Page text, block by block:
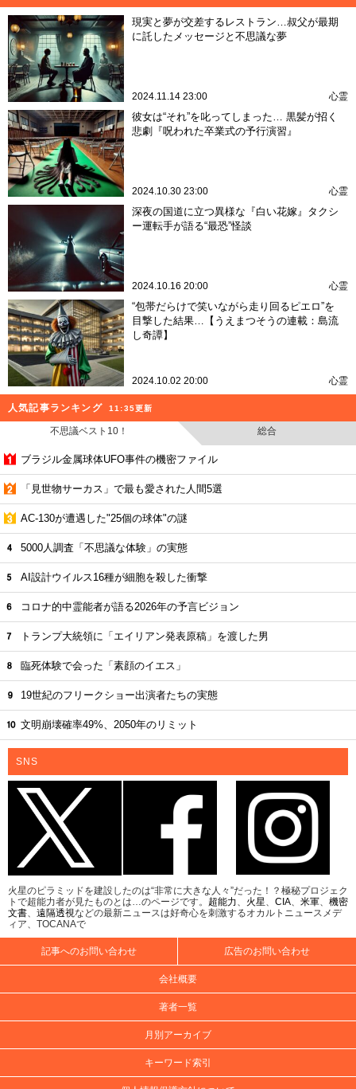
現実と夢が交差するレストラン…叔父が最期
に託したメッセージと不思議な夢
2024.11.14 23:00 心霊
彼女は“それ”を叱ってしまった… 黒髪が招く
悲劇『呪われた卒業式の予行演習』
2024.10.30 23:00 心霊
深夜の国道に立つ異様な『白い花嫁』タクシ
ー運転手が語る“最恐”怪談
2024.10.16 20:00 心霊
“包帯だらけで笑いながら走り回るピエロ”を
目撃した結果…【うえまつそうの連載：島流
し奇譚】
2024.10.02 20:00 心霊
人気記事ランキング 11:35更新
不思議ベスト10！ 総合
ブラジル金属球体UFO事件の機密ファイル
「見世物サーカス」で最も愛された人間5選
AC-130が遭遇した"25個の球体"の謎
5000人調査「不思議な体験」の実態
AI設計ウイルス16種が細胞を殺した衝撃
コロナ的中霊能者が語る2026年の予言ビジョン
トランプ大統領に「エイリアン発表原稿」を渡した男
臨死体験で会った「素顔のイエス」
19世紀のフリークショー出演者たちの実態
文明崩壊確率49%、2050年のリミット
SNS
火星のピラミッドを建設したのは“非常に大きな人々”だった！？極秘プロジェク
トで超能力者が見たものとは…のページです。 超能力 火星 CIA 米軍
機密
文書
遠隔透視などの最新ニュースは好奇心を刺激するオカルトニュースメデ
ィア、TOCANAで
記事へのお問い合わせ 広告のお問い合わせ
会社概要
著者一覧
月別アーカイブ
キーワード索引